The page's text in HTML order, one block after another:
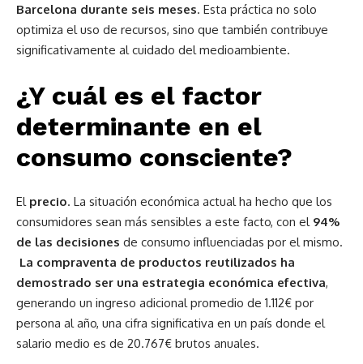
Barcelona durante seis meses. Esta práctica no solo
optimiza el uso de recursos, sino que también contribuye
significativamente al cuidado del medioambiente.
¿Y cuál es el factor
determinante en el
consumo consciente?
El precio. La situación económica actual ha hecho que los
consumidores sean más sensibles a este facto, con el 94%
de las decisiones de consumo influenciadas por el mismo.
La compraventa de productos reutilizados ha
demostrado ser una estrategia económica efectiva,
generando un ingreso adicional promedio de 1.112€ por
persona al año, una cifra significativa en un país donde el
salario medio es de 20.767€ brutos anuales.